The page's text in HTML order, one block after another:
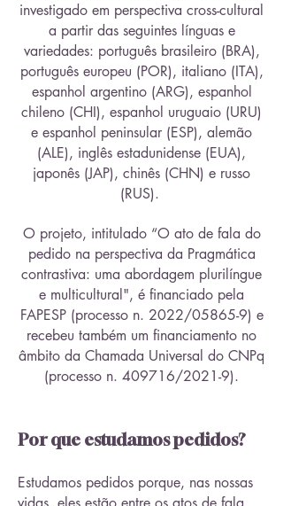
investigado em perspectiva cross-cultural
a partir das seguintes línguas e
variedades: português brasileiro (BRA),
português europeu (POR), italiano (ITA),
espanhol argentino (ARG), espanhol
chileno (CHI), espanhol uruguaio (URU)
e espanhol peninsular (ESP), alemão
(ALE), inglês estadunidense (EUA),
japonês (JAP), chinês (CHN) e russo
(RUS).
O projeto, intitulado “O ato de fala do
pedido na perspectiva da Pragmática
contrastiva: uma abordagem plurilíngue
e multicultural", é financiado pela
FAPESP (processo n. 2022/05865-9) e
recebeu também um financiamento no
âmbito da Chamada Universal do CNPq
(processo n. 409716/2021-9).
Por que estudamos pedidos?
Estudamos pedidos porque, nas nossas